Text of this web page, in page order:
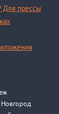
Для прессы